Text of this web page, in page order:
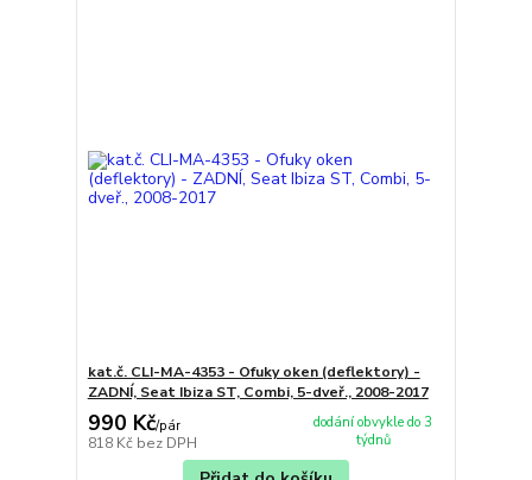
kat.č. CLI-MA-4353 - Ofuky oken (deflektory) -
ZADNÍ, Seat Ibiza ST, Combi, 5-dveř., 2008-2017
990 Kč/pár
818 Kč bez DPH
dodání obvykle do 3
týdnů